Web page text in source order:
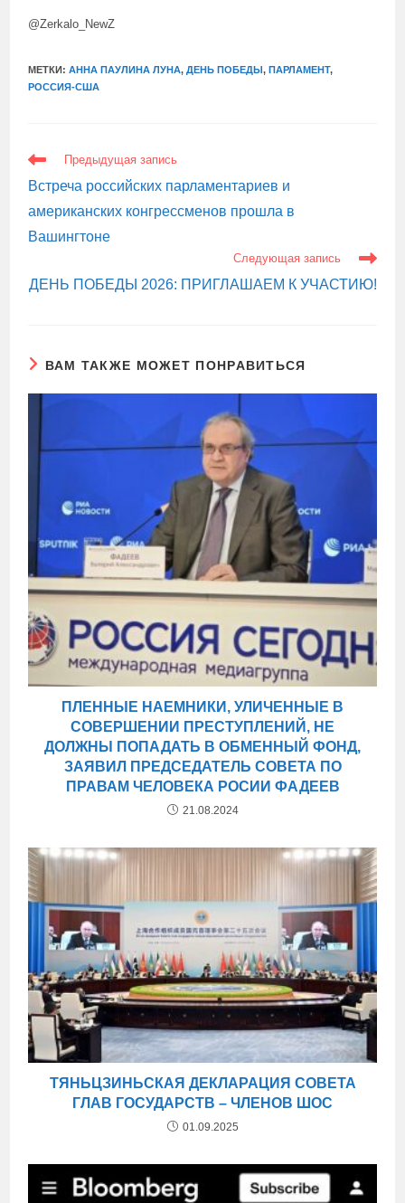
@Zerkalo_NewZ
МЕТКИ:АННА ПАУЛИНА ЛУНА, ДЕНЬ ПОБЕДЫ, ПАРЛАМЕНТ,
РОССИЯ-США
ЕЩЕ
СТАТЬИ
Предыдущая запись
Встреча российских парламентариев и
американских конгрессменов прошла в
Вашингтоне
Следующая запись
ДЕНЬ ПОБЕДЫ 2026: ПРИГЛАШАЕМ К УЧАСТИЮ!
ВАМ ТАКЖЕ МОЖЕТ ПОНРАВИТЬСЯ
ПЛЕННЫЕ НАЕМНИКИ, УЛИЧЕННЫЕ В
СОВЕРШЕНИИ ПРЕСТУПЛЕНИЙ, НЕ
ДОЛЖНЫ ПОПАДАТЬ В ОБМЕННЫЙ ФОНД,
ЗАЯВИЛ ПРЕДСЕДАТЕЛЬ СОВЕТА ПО
ПРАВАМ ЧЕЛОВЕКА РОСИИ ФАДЕЕВ
21.08.2024
ТЯНЬЦЗИНЬСКАЯ ДЕКЛАРАЦИЯ СОВЕТА
ГЛАВ ГОСУДАРСТВ – ЧЛЕНОВ ШОС
01.09.2025